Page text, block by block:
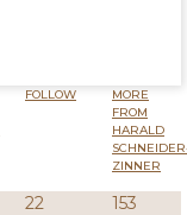
FOLLOW
MORE
FROM
HARALD
ZINNER
22
153